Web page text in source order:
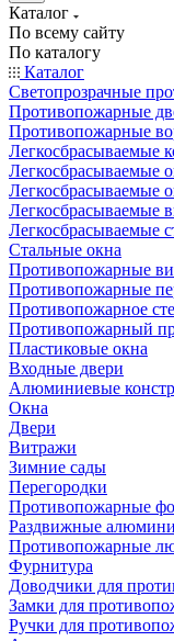
Каталог
По всему сайту
По каталогу
Каталог
Светопрозрачные
Противопожарные
Противопожарные
Легкосбрасываемые
Легкосбрасываемые
Легкосбрасываемые
Легкосбрасываемые
Стальные окна
Противопожарные
Противопожарные
Противопожарное
Противопожарный
Пластиковые окна
Входные двери
Алюминиевые
Окна
Двери
Витражи
Зимние сады
Перегородки
Противопожарные
Раздвижные
Противопожарные
Фурнитура
Доводчики для
Замки для
Ручки для